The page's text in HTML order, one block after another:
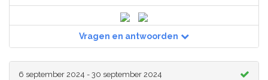
Vragen en antwoorden
6 september 2024 - 30 september 2024